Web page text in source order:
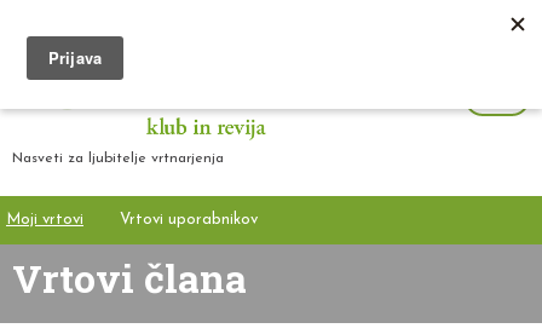
Nasveti za ljubitelje vrtnarjenja
Moji vrtovi Vrtovi uporabnikov
Vrtovi člana